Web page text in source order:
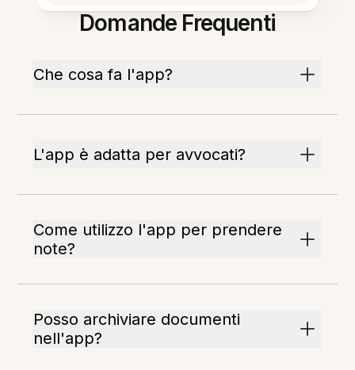
Domande Frequenti
Che cosa fa l'app?
L'app è adatta per avvocati?
Come utilizzo l'app per prendere
note?
Posso archiviare documenti
nell'app?